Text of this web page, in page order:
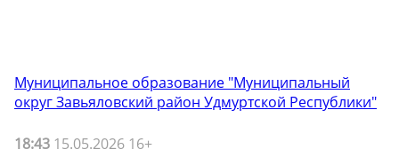
Муниципальное образование "Муниципальный
округ Завьяловский район Удмуртской Республики"
18:43 15.05.2026 16+